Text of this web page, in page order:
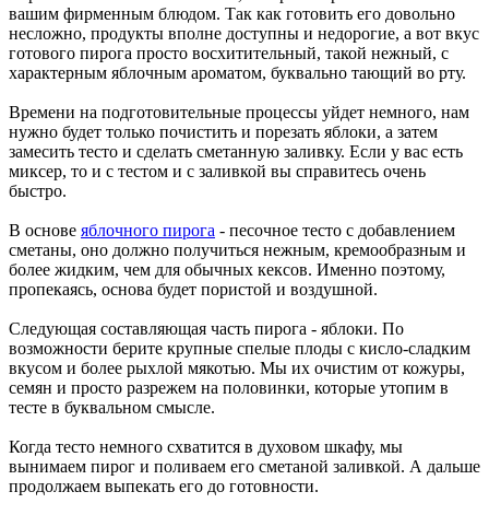
вашим фирменным блюдом. Так как готовить его довольно
несложно, продукты вполне доступны и недорогие, а вот вкус
готового пирога просто восхитительный, такой нежный, с
характерным яблочным ароматом, буквально тающий во рту.
Времени на подготовительные процессы уйдет немного, нам
нужно будет только почистить и порезать яблоки, а затем
замесить тесто и сделать сметанную заливку. Если у вас есть
миксер, то и с тестом и с заливкой вы справитесь очень
быстро.
В основе яблочного пирога - песочное тесто с добавлением
сметаны, оно должно получиться нежным, кремообразным и
более жидким, чем для обычных кексов. Именно поэтому,
пропекаясь, основа будет пористой и воздушной.
Следующая составляющая часть пирога - яблоки. По
возможности берите крупные спелые плоды с кисло-сладким
вкусом и более рыхлой мякотью. Мы их очистим от кожуры,
семян и просто разрежем на половинки, которые утопим в
тесте в буквальном смысле.
Когда тесто немного схватится в духовом шкафу, мы
вынимаем пирог и поливаем его сметаной заливкой. А дальше
продолжаем выпекать его до готовности.